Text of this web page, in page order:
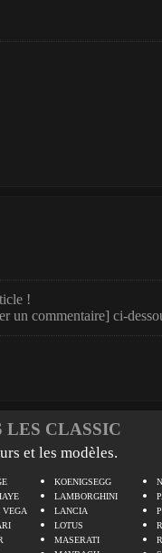
!
un commentaire] ci-
LES CLASSIC
et les modèles.
VEGA
KOENIGSEGG
LAMBORGHINI
LANCIA
LOTUS
MASERATI